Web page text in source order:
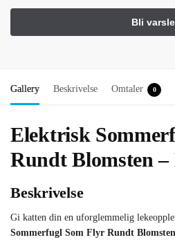
Gallery Beskrivelse Omtaler 0
Elektrisk
Rundt Blomsten
Beskrivelse
Gi katten din en uforglemmelig
Sommerfugl Som Flyr Rundt Blomsten